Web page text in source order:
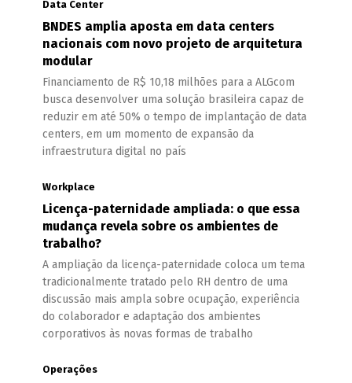
Data Center
BNDES amplia aposta em data centers
nacionais com novo projeto de arquitetura
modular
Financiamento de R$ 10,18 milhões para a ALGcom
busca desenvolver uma solução brasileira capaz de
reduzir em até 50% o tempo de implantação de data
centers, em um momento de expansão da
infraestrutura digital no país
Workplace
Licença-paternidade ampliada: o que essa
mudança revela sobre os ambientes de
trabalho?
A ampliação da licença-paternidade coloca um tema
tradicionalmente tratado pelo RH dentro de uma
discussão mais ampla sobre ocupação, experiência
do colaborador e adaptação dos ambientes
corporativos às novas formas de trabalho
Operações